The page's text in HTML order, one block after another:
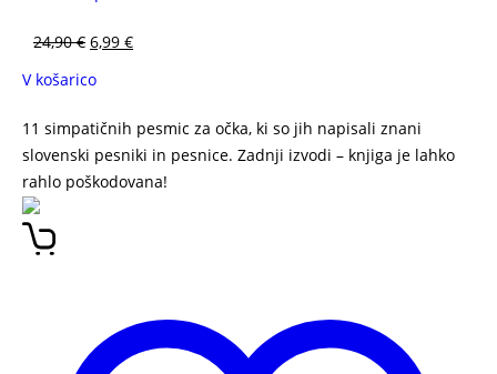
24,90€ 6,99 €
V košarico
11 simpatičnih pesmic za očka, ki so jih napisali znani
slovenski pesniki in pesnice. Zadnji izvodi – knjiga je lahko
rahlo poškodovana!